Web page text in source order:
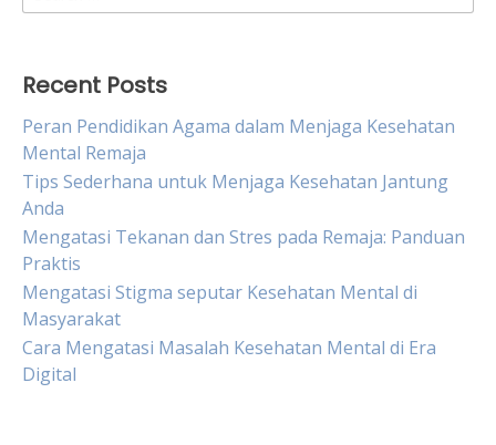
for:
Recent Posts
Peran Pendidikan Agama dalam Menjaga Kesehatan
Mental Remaja
Tips Sederhana untuk Menjaga Kesehatan Jantung
Anda
Mengatasi Tekanan dan Stres pada Remaja: Panduan
Praktis
Mengatasi Stigma seputar Kesehatan Mental di
Masyarakat
Cara Mengatasi Masalah Kesehatan Mental di Era
Digital